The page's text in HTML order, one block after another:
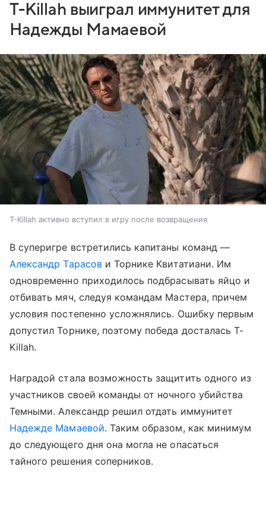
T-Killah выиграл иммунитет для
Надежды Мамаевой
T-Killah активно вступил в игру после возвращения
В суперигре встретились капитаны команд —
Александр Тарасови Торнике Квитатиани. Им
одновременно приходилось подбрасывать яйцо и
отбивать мяч, следуя командам Мастера, причем
условия постепенно усложнялись. Ошибку первым
допустил Торнике, поэтому победа досталась T-
Killah.
Наградой стала возможность защитить одного из
участников своей команды от ночного убийства
Темными. Александр решил отдать иммунитет
Надежде Мамаевой. Таким образом, как минимум
до следующего дня она могла не опасаться
тайного решения соперников.